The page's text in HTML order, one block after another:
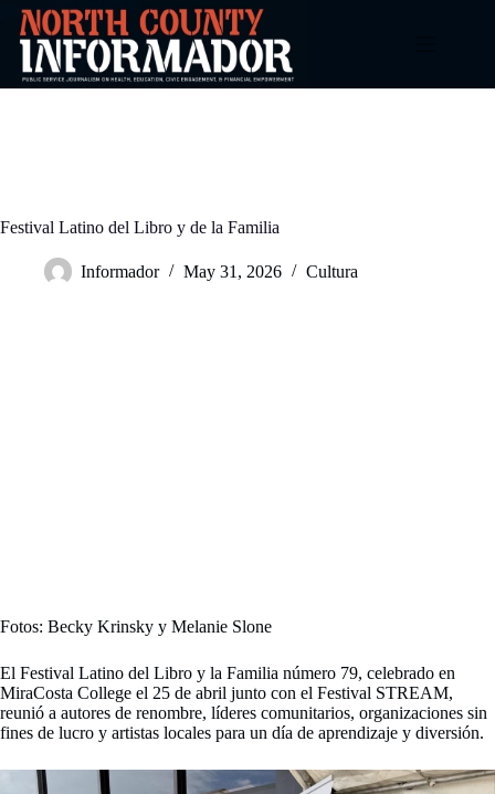
Skip
content
Festival Latino del Libro y de la Familia
Informador May 31, 2026 Cultura
Fotos: Becky Krinsky y Melanie Slone
El Festival Latino del Libro y la Familia número 79, celebrado en
MiraCosta College el 25 de abril junto con el Festival STREAM,
reunió a autores de renombre, líderes comunitarios, organizaciones sin
fines de lucro y artistas locales para un día de aprendizaje y diversión.